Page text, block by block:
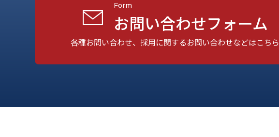
Form
お問い合わせフォーム
各種お問い合わせ、採用に関するお問い合わせなどはこちら